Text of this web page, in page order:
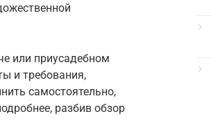
или приусадебном
и требования,
самостоятельно,
разбив обзор